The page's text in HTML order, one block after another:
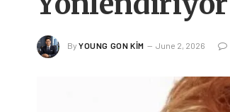
By YOUNG GON KIM June 2, 2026